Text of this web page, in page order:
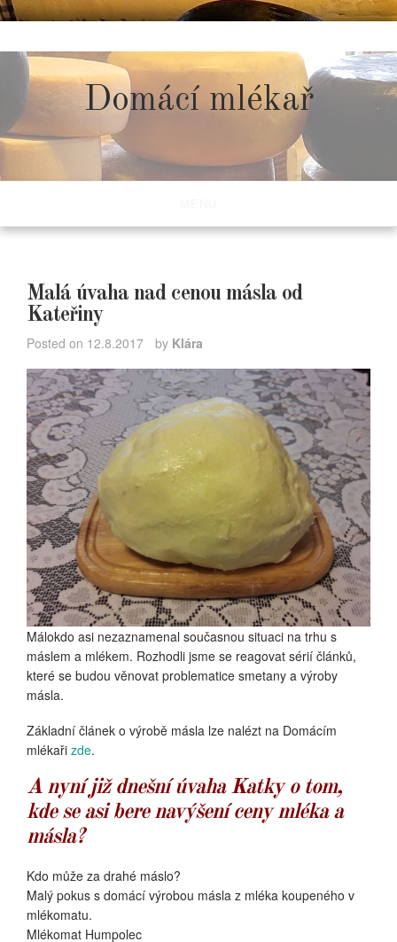
to
content
Domácí mlékař
Malá úvaha nad cenou másla od
Kateřiny
Posted on 12.8.2017 by Klára
Málokdo asi nezaznamenal současnou situaci na trhu s
máslem a mlékem. Rozhodli jsme se reagovat sérií článků,
které se budou věnovat problematice smetany a výroby
másla.
Základní článek o výrobě másla lze nalézt na Domácím
mlékaři zde.
A nyní již dnešní úvaha Katky o tom,
kde se asi bere navýšení ceny mléka a
másla?
Kdo může za drahé máslo?
Malý pokus s domácí výrobou másla z mléka koupeného v
mlékomatu.
Mlékomat Humpolec